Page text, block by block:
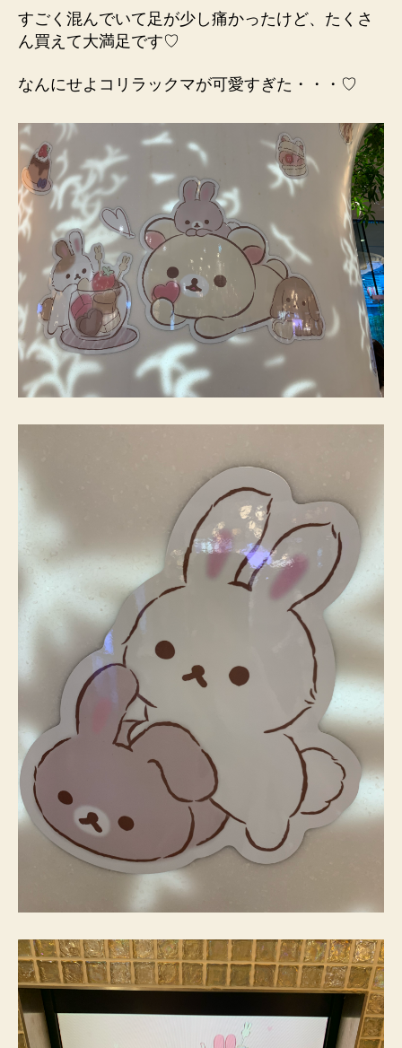
すごく混んでいて足が少し痛かったけど、たくさ
ん買えて大満足です♡
なんにせよコリラックマが可愛すぎた・・・♡